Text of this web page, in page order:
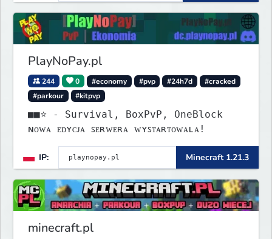
PlayNoPay.pl
244 0 #economy #pvp #24h7d
#cracked
#parkour
#kitpvp
■■⭐ - Survival, BoxPvP, OneBlock
ɴᴏᴡᴀ ᴇᴅʏᴄᴊᴀ ꜱᴇʀᴡᴇʀᴀ ᴡʏꜱᴛᴀʀᴛᴏᴡᴀʟᴀ!
IP: Minecraft 1.21.3
minecraft.pl